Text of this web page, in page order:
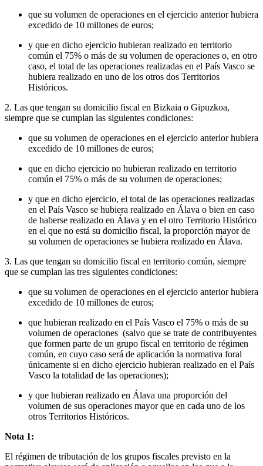
que su volumen de operaciones en el ejercicio anterior hubiera
excedido de 10 millones de euros;
y que en dicho ejercicio hubieran realizado en territorio
común el 75% o más de su volumen de operaciones o, en otro
caso, el total de las operaciones realizadas en el País Vasco se
hubiera realizado en uno de los otros dos Territorios
Históricos.
2. Las que tengan su domicilio fiscal en Bizkaia o Gipuzkoa,
siempre que se cumplan las siguientes condiciones:
que su volumen de operaciones en el ejercicio anterior hubiera
excedido de 10 millones de euros;
que en dicho ejercicio no hubieran realizado en territorio
común el 75% o más de su volumen de operaciones;
y que en dicho ejercicio, el total de las operaciones realizadas
en el País Vasco se hubiera realizado en Álava o bien en caso
de haberse realizado en Álava y en el otro Territorio Histórico
en el que no está su domicilio fiscal, la proporción mayor de
su volumen de operaciones se hubiera realizado en Álava.
3. Las que tengan su domicilio fiscal en territorio común, siempre
que se cumplan las tres siguientes condiciones:
que su volumen de operaciones en el ejercicio anterior hubiera
excedido de 10 millones de euros;
que hubieran realizado en el País Vasco el 75% o más de su
volumen de operaciones (salvo que se trate de contribuyentes
que formen parte de un grupo fiscal en territorio de régimen
común, en cuyo caso será de aplicación la normativa foral
únicamente si en dicho ejercicio hubieran realizado en el País
Vasco la totalidad de las operaciones);
y que hubieran realizado en Álava una proporción del
volumen de sus operaciones mayor que en cada uno de los
otros Territorios Históricos.
Nota 1:
El régimen de tributación de los grupos fiscales previsto en la